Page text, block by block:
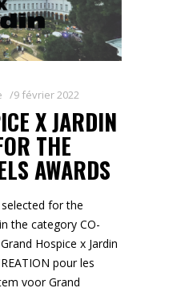
9 février 2022
X JARDIN
THE
AWARDS
selected for the
the category CO-
Hospice x Jardin
pour les
voor Grand